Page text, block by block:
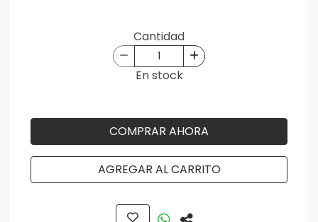
Cantidad
En stock
COMPRAR AHORA
AGREGAR AL CARRITO